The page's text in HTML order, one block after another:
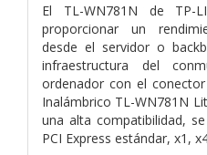
El TL-WN781N de TP-
proporcionar un
desde el servidor o
infraestructura del
ordenador con el conector
Inalámbrico TL-WN781N
una alta compatibilidad,
PCI Express estándar, x1,